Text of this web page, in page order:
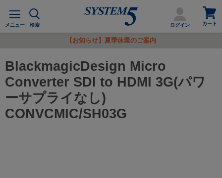
メ
ュ
メニュー 検索 ログイン
カ
ー
ト
を
カート
【お知らせ】夏季休業のご案内
BlackmagicDesign Micro
Converter SDI to HDMI 3G(パワ
ーサプライなし)
CONVCMIC/SH03G